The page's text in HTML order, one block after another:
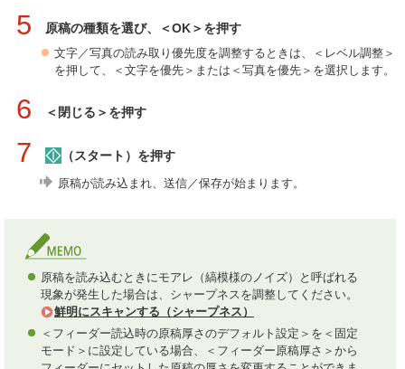
5 原稿の種類を選び、＜OK＞を押す
文字／写真の読み取り優先度を調整するときは、＜レベル調整＞
を押して、＜文字を優先＞または＜写真を優先＞を選択します。
6 ＜閉じる＞を押す
7 （スタート）を押す
原稿が読み込まれ、送信／保存が始まります。
原稿を読み込むときにモアレ（縞模様のノイズ）と呼ばれる
現象が発生した場合は、シャープネスを調整してください。
鮮明にスキャンする（シャープネス）
＜フィーダー読込時の原稿厚さのデフォルト設定＞を＜固定
モード＞に設定している場合、＜フィーダー原稿厚さ＞から